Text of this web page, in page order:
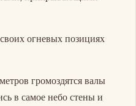
огневых позициях
громоздятся валы
в самое небо стены и